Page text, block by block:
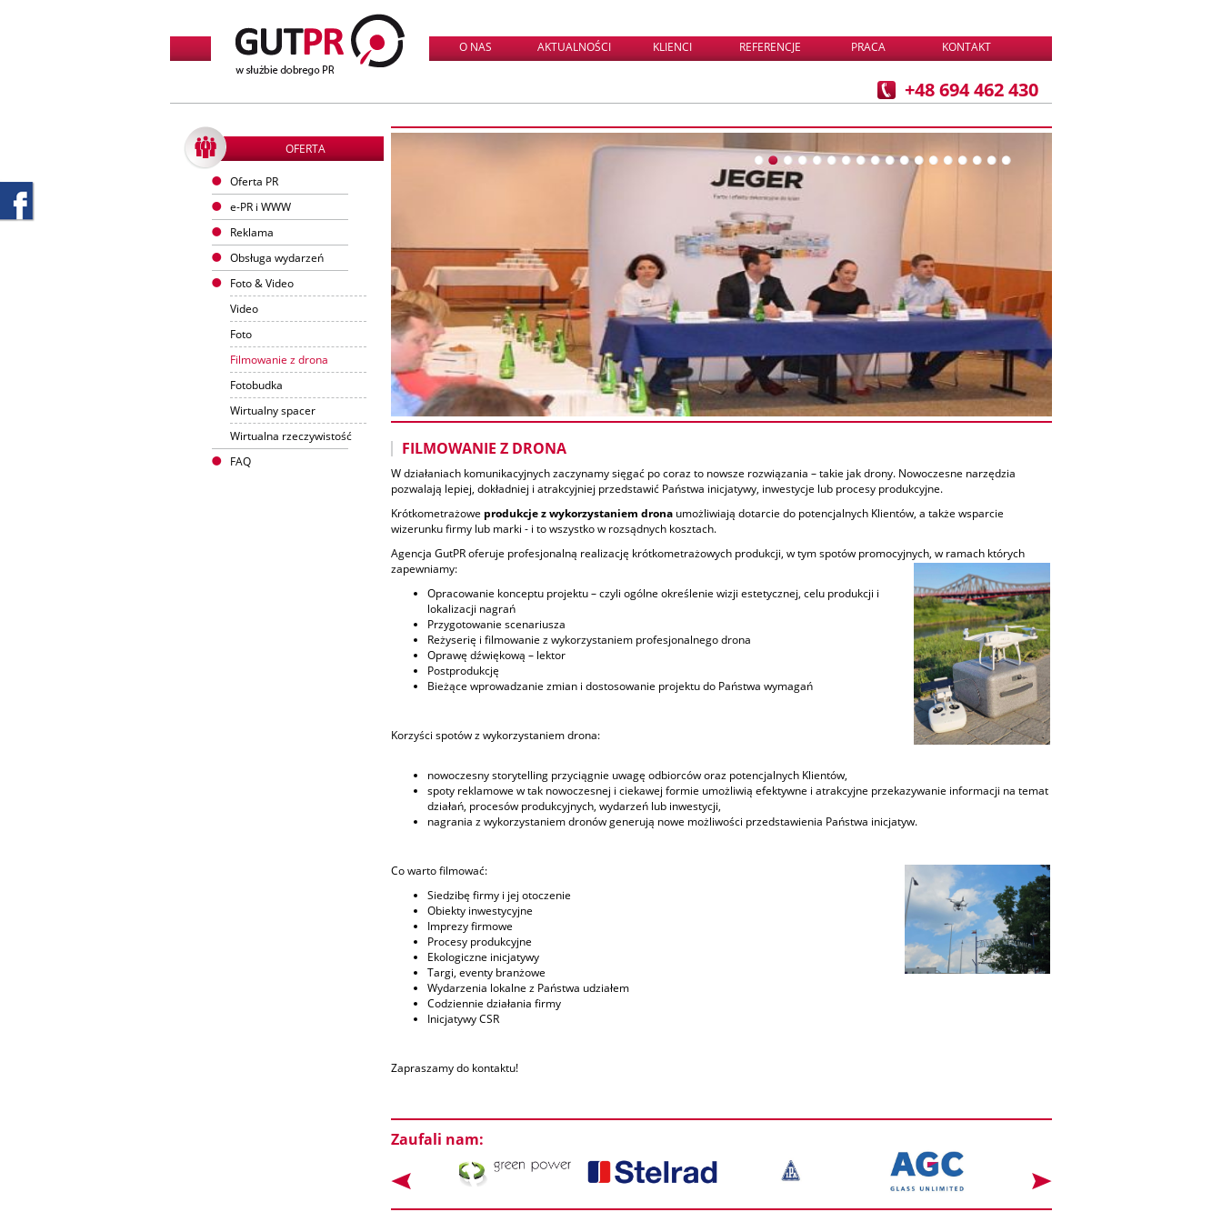
O NAS AKTUALNOŚCI KLIENCI REFERENCJE PRACA KONTAKT
+48 694 462 430
OFERTA
Oferta PR
e-PR i WWW
Reklama
Obsługa wydarzeń
Foto & Video
Video
Foto
Filmowanie z drona
Fotobudka
Wirtualny spacer
Wirtualna rzeczywistość
FAQ
FILMOWANIE Z DRONA
W działaniach komunikacyjnych zaczynamy sięgać po coraz to nowsze rozwiązania – takie jak drony. Nowoczesne narzędzia
pozwalają lepiej, dokładniej i atrakcyjniej przedstawić Państwa inicjatywy, inwestycje lub procesy produkcyjne.
Krótkometrażowe produkcje z wykorzystaniem dronaumożliwiają dotarcie do potencjalnych Klientów, a także wsparcie
wizerunku firmy lub marki - i to wszystko w rozsądnych kosztach.
Agencja GutPR oferuje profesjonalną realizację krótkometrażowych produkcji, w tym spotów promocyjnych, w ramach których
zapewniamy:
Opracowanie konceptu projektu – czyli ogólne określenie wizji estetycznej, celu produkcji i
lokalizacji nagrań
Przygotowanie scenariusza
Reżyserię i filmowanie z wykorzystaniem profesjonalnego drona
Oprawę dźwiękową – lektor
Postprodukcję
Bieżące wprowadzanie zmian i dostosowanie projektu do Państwa wymagań
Korzyści spotów z wykorzystaniem drona:
nowoczesny storytelling przyciągnie uwagę odbiorców oraz potencjalnych Klientów,
spoty reklamowe w tak nowoczesnej i ciekawej formie umożliwią efektywne i atrakcyjne przekazywanie informacji na temat
działań, procesów produkcyjnych, wydarzeń lub inwestycji,
nagrania z wykorzystaniem dronów generują nowe możliwości przedstawienia Państwa inicjatyw.
Co warto filmować:
Siedzibę firmy i jej otoczenie
Obiekty inwestycyjne
Imprezy firmowe
Procesy produkcyjne
Ekologiczne inicjatywy
Targi, eventy branżowe
Wydarzenia lokalne z Państwa udziałem
Codziennie działania firmy
Inicjatywy CSR
Zapraszamy do kontaktu!
Zaufali nam: